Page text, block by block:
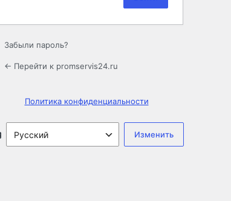
Забыли пароль?
← Перейти к promservis24.ru
Политика конфиденциальности
Язык